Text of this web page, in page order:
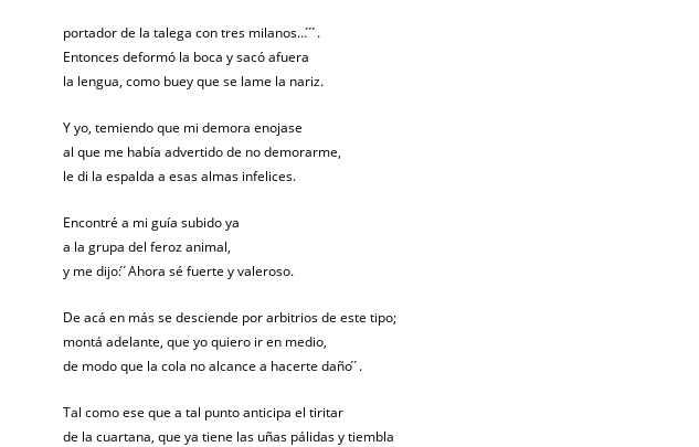
portador de la talega con tres milanos… ́ ́ ́.
Entonces deformó la boca y sacó afuera
la lengua, como buey que se lame la nariz.
Y yo, temiendo que mi demora enojase
al que me había advertido de no demorarme,
le di la espalda a esas almas infelices.
Encontré a mi guía subido ya
a la grupa del feroz animal,
y me dijo: ́ ́Ahora sé fuerte y valeroso.
De acá en más se desciende por arbitrios de este tipo;
montá adelante, que yo quiero ir en medio,
de modo que la cola no alcance a hacerte daño ́ ́.
Tal como ese que a tal punto anticipa el tiritar
de la cuartana, que ya tiene las uñas pálidas y tiembla